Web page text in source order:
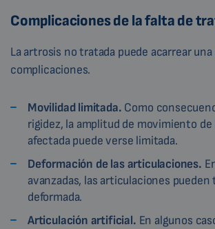
Complicaciones de la falta de
La artrosis no tratada puede acarrear una
complicaciones.
Movilidad limitada. Como
rigidez, la amplitud de movimiento
afectada puede verse limitada.
Deformación de las articulaciones.
avanzadas, las articulaciones
deformada.
Articulación artificial. En algunos